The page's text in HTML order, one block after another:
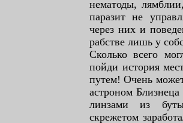
нематоды,
паразит не
через них и
рабстве лишь у
Сколько всего
пойди история
путем! Очень
астроном
линзами из
скрежетом